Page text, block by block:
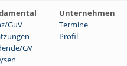
Unternehmen
GuV Termine
Profil
GV